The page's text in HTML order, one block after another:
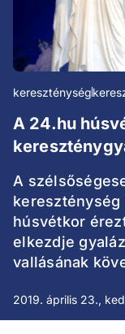
kereszténység
A 24.hu
A
kereszténység
húsvétkor
elkezdje
vallásának
2019. április 23.,